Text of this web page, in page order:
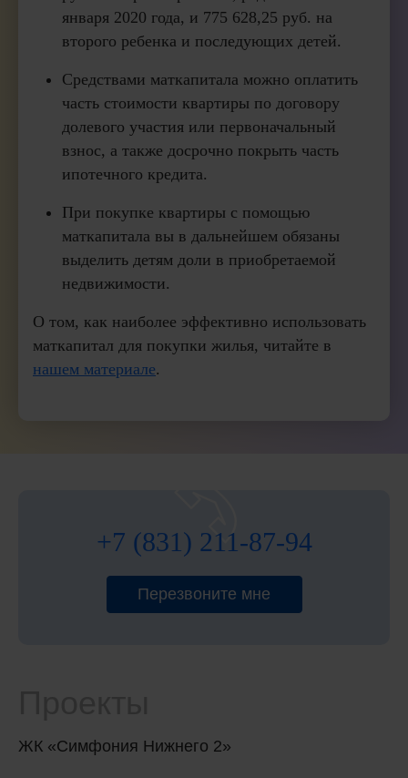
января 2020 года, и 775 628,25 руб. на
второго ребенка и последующих детей.
Средствами маткапитала можно оплатить
часть стоимости квартиры по договору
долевого участия или первоначальный
взнос, а также досрочно покрыть часть
ипотечного кредита.
При покупке квартиры с помощью
маткапитала вы в дальнейшем обязаны
выделить детям доли в приобретаемой
недвижимости.
О том, как наиболее эффективно использовать
маткапитал для покупки жилья, читайте в
нашем материале.
+7 (831) 211-87-94
Перезвоните мне
ЖК «Симфония Нижнего 2»